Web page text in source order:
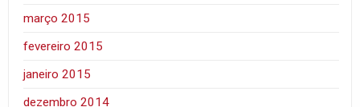
março 2015
fevereiro 2015
janeiro 2015
dezembro 2014